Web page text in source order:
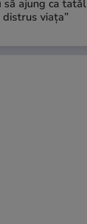
să ajung ca tatăl
viața”